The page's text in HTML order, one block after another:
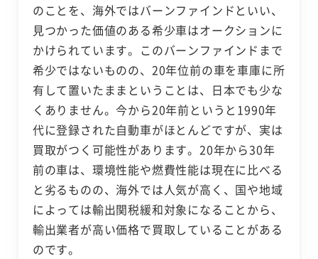
のことを、海外ではバーンファインドといい、
見つかった価値のある希少車はオークションに
かけられています。このバーンファインドまで
希少ではないものの、20年位前の車を車庫に所
有して置いたままということは、日本でも少な
くありません。今から20年前というと1990年
代に登録された自動車がほとんどですが、実は
買取がつく可能性があります。20年から30年
前の車は、環境性能や燃費性能は現在に比べる
と劣るものの、海外では人気が高く、国や地域
によっては輸出関税緩和対象になることから、
輸出業者が高い価格で買取していることがある
のです。